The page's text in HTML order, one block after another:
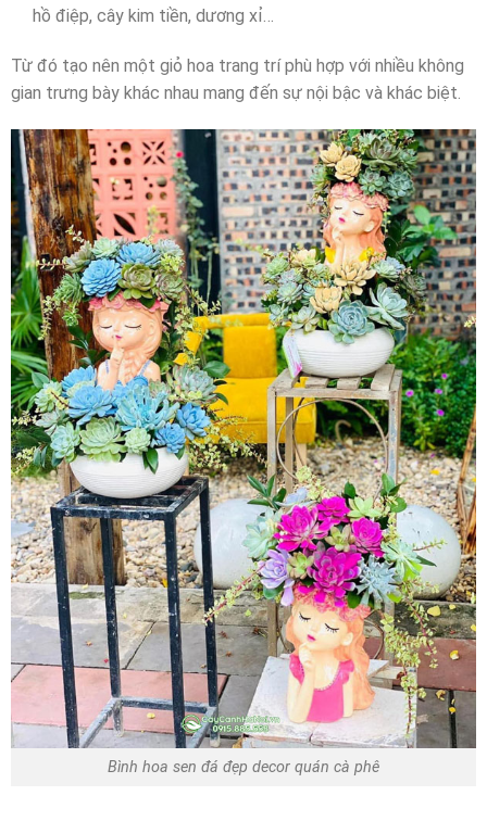
hồ điệp, cây kim tiền, dương xỉ…
Từ đó tạo nên một giỏ hoa trang trí phù hợp với nhiều không
gian trưng bày khác nhau mang đến sự nội bậc và khác biệt.
Bình hoa sen đá đẹp decor quán cà phê